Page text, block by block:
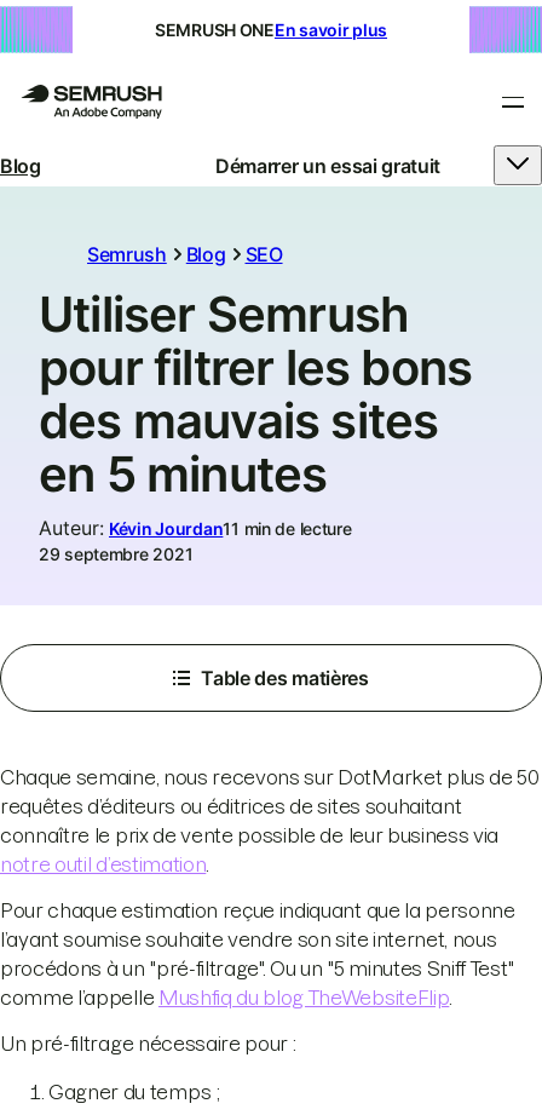
SEMRUSH ONEEn savoir plus
Blog Démarrer un essai gratuit
Semrush Blog SEO
Utiliser Semrush
pour filtrer les bons
des mauvais sites
en 5 minutes
Auteur: Kévin Jourdan11 min de lecture
29 septembre 2021
Table des matières
Chaque semaine, nous recevons sur DotMarket plus de 50
requêtes d’éditeurs ou éditrices de sites souhaitant
connaître le prix de vente possible de leur business via
notre outil d’estimation
Pour chaque estimation reçue indiquant que la personne
l’ayant soumise souhaite vendre son site internet, nous
procédons à un "pré-filtrage". Ou un "5 minutes Sniff Test"
comme l’appelle Mushfiq du blog TheWebsiteFlip
Un pré-filtrage nécessaire pour :
Gagner du temps ;